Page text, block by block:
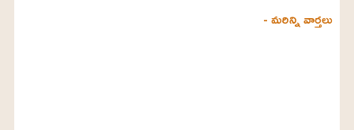
- మరిన్ని వార్తలు